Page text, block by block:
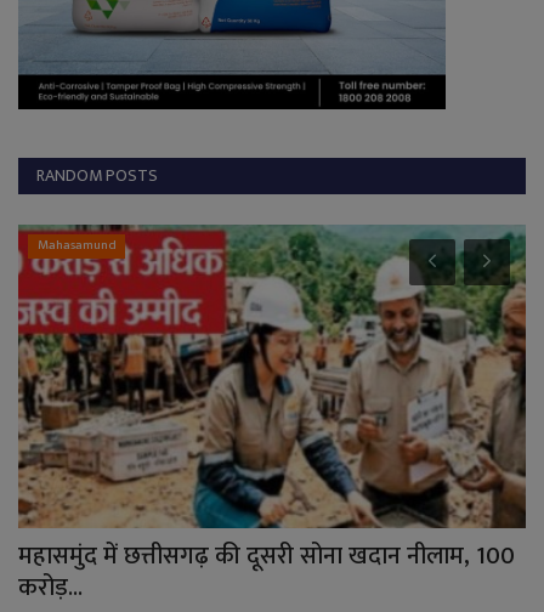
RANDOM POSTS
Mahasamund
महासमुंद में छत्तीसगढ़ की दूसरी सोना खदान नीलाम, 100
करोड़...